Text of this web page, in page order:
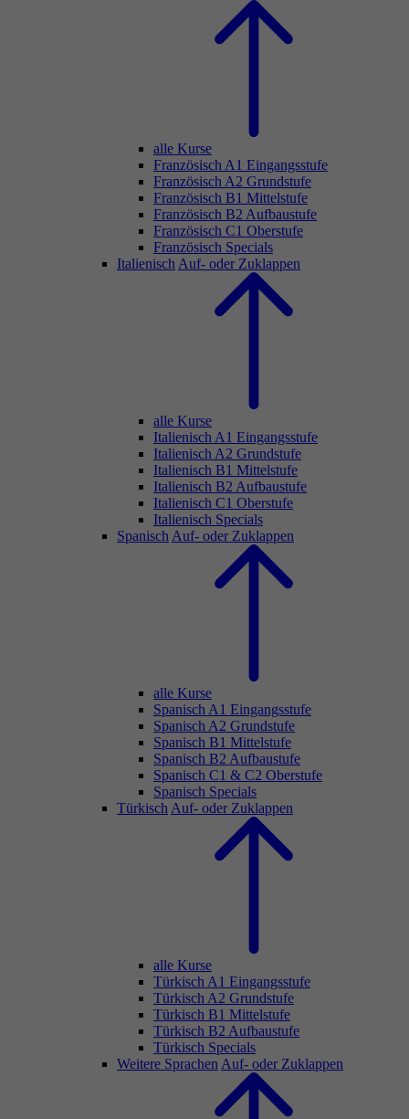
alle Kurse
Französisch A1 Eingangsstufe
Französisch A2 Grundstufe
Französisch B1 Mittelstufe
Französisch B2 Aufbaustufe
Französisch C1 Oberstufe
Französisch Specials
Italienisch Auf- oder Zuklappen
alle Kurse
Italienisch A1 Eingangsstufe
Italienisch A2 Grundstufe
Italienisch B1 Mittelstufe
Italienisch B2 Aufbaustufe
Italienisch C1 Oberstufe
Italienisch Specials
Spanisch Auf- oder Zuklappen
alle Kurse
Spanisch A1 Eingangsstufe
Spanisch A2 Grundstufe
Spanisch B1 Mittelstufe
Spanisch B2 Aufbaustufe
Spanisch C1 & C2 Oberstufe
Spanisch Specials
Türkisch Auf- oder Zuklappen
alle Kurse
Türkisch A1 Eingangsstufe
Türkisch A2 Grundstufe
Türkisch B1 Mittelstufe
Türkisch B2 Aufbaustufe
Türkisch Specials
Weitere Sprachen Auf- oder Zuklappen